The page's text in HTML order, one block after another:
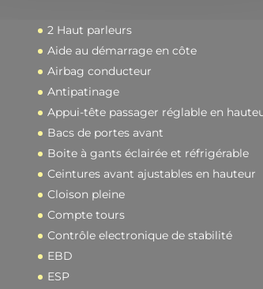
2 Haut parleurs
Aide au démarrage en côte
Airbag conducteur
Antipatinage
Appui-tête passager réglable en
Bacs de portes avant
Boite à gants éclairée et réfrigérable
Ceintures avant ajustables en hauteur
Cloison pleine
Compte tours
Contrôle electronique de stabilité
EBD
ESP